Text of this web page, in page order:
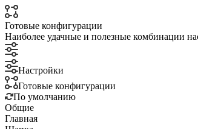
Готовые конфигурации
Наиболее удачные и полезные комбинации
Настройки
Готовые конфигурации
По умолчанию
Общие
Главная